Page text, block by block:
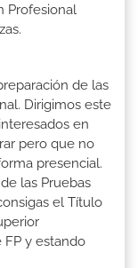
Profesional
de las
Dirigimos este
en
pero que no
presencial.
las Pruebas
el Título
FP y estando